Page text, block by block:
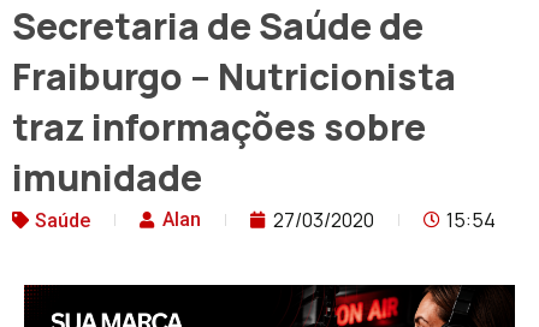
Secretaria de Saúde de
Fraiburgo – Nutricionista
traz informações sobre
imunidade
Saúde Alan 27/03/2020 15:54